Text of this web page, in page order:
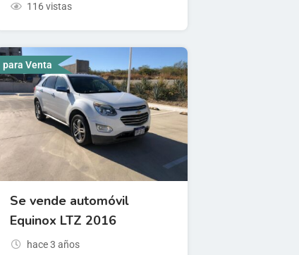
116 vistas
para Venta
Se vende automóvil
Equinox LTZ 2016
hace 3 años